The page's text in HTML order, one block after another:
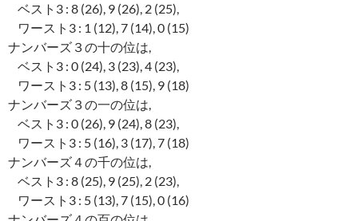
ベスト3 : 8 (26), 9 (26), 2 (25),
ワースト3 : 1 (12), 7 (14), 0 (15)
ナンバーズ３の十の位は,
ベスト3 : 0 (24), 3 (23), 4 (23),
ワースト3 : 5 (13), 8 (15), 9 (18)
ナンバーズ３の一の位は,
ベスト3 : 0 (26), 9 (24), 8 (23),
ワースト3 : 5 (16), 3 (17), 7 (18)
ナンバーズ４の千の位は,
ベスト3 : 8 (25), 9 (25), 2 (23),
ワースト3 : 5 (13), 7 (15), 0 (16)